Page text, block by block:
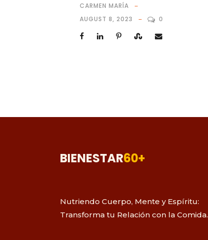
CARMEN MARÍA
AUGUST 8, 2023
0
BIENESTAR60+
Nutriendo Cuerpo, Mente y Espíritu:
Transforma tu Relación con la Comida.